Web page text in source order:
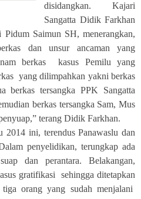
disidangkan.
Kajari
Sangatta Didik Farkhan
Saimun SH, menerangkan,
dan unsur ancaman yang
berkas
kasus Pemilu yang
yang dilimpahkan yakni berkas
berkas tersangka PPK Sangatta
berkas tersangka Sam, Mus
terang Didik Farkhan.
2014 ini, terendus Panawaslu dan
penyelidikan, terungkap ada
dan perantara. Belakangan,
gratifikasi
sehingga ditetapkan
orang yang sudah menjalani